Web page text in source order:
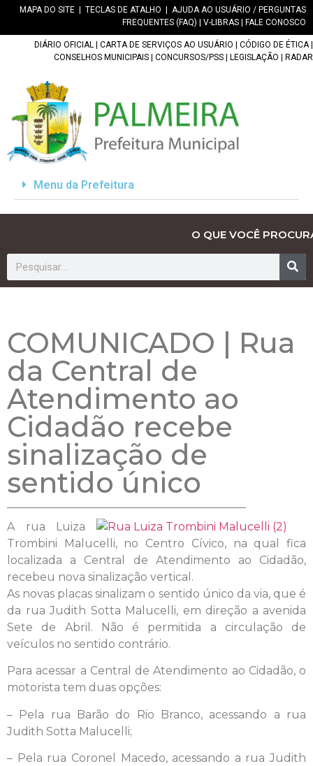
MAPA DO SITE TECLAS DE ATALHO
AJUDA AO USUÁRIO / PERGUNTAS
FREQUENTES (FAQ)
V-LIBRAS FALE CONOSCO
DIÁRIO OFICIAL CARTA DE SERVIÇOS AO USUÁRIO CÓDIGO DE ÉTICA|
CONSELHOS MUNICIPAIS
CONCURSOS/PSS LEGISLAÇÃO RADAR
Menu da Prefeitura
O QUE VOCÊ
COMUNICADO | Rua
da Central de
Atendimento ao
Cidadão recebe
sinalização de
sentido único
A rua Luiza
Trombini Malucelli, no Centro Cívico, na qual fica
localizada a Central de Atendimento ao Cidadão,
recebeu nova sinalização vertical.
As novas placas sinalizam o sentido único da via, que é
da rua Judith Sotta Malucelli, em direção a avenida
Sete de Abril. Não é permitida a circulação de
veículos no sentido contrário.
Para acessar a Central de Atendimento ao Cidadão, o
motorista tem duas opções:
– Pela rua Barão do Rio Branco, acessando a rua
Judith Sotta Malucelli;
– Pela rua Coronel Macedo, acessando a rua Judith